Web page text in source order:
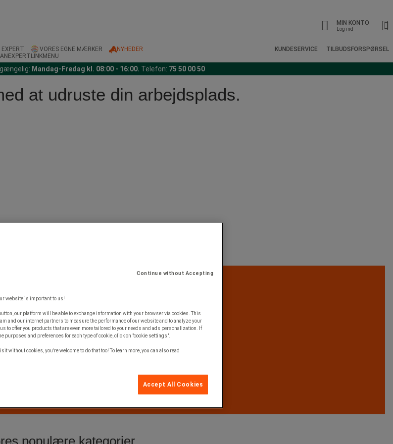
MIN KONTO
Log ind
VORES EGNE MÆRKER NYHEDER KUNDESERVICE TILBUDSFORSPØRSEL
Mandag-Fredag kl. 08:00 - 16:00. Telefon: 75 50 00 50
at udruste din arbejdsplads.
Continue without Accepting
website is important to us!
our platform will be able to exchange information with your browser via cookies. This
and our internet partners to measure the performance of our website and to analyze your
to offer you products that are even more tailored to your needs and ads personalization. If
purposes and preferences for each type of cookie, click on "cookie settings".
without cookies, you're welcome to do that too! To learn more, you can also read
Accept All Cookies